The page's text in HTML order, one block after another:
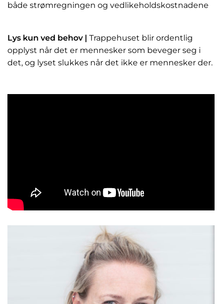
både strømregningen og vedlikeholdskostnadene
Lys kun ved behov | Trappehuset blir ordentlig
opplyst når det er mennesker som beveger seg i
det, og lyset slukkes når det ikke er mennesker der.